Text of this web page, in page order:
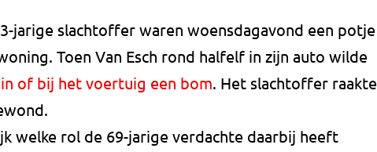
jarige slachtoffer waren woensdagavond een potje
Toen Van Esch rond halfelf in zijn auto wilde
of bij het voertuig een bom. Het slachtoffer raakte
welke rol de 69-jarige verdachte daarbij heeft